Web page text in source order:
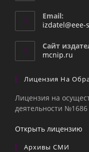
Email:
izdatel@eee-
Сайт
mcnip.ru
Лицензия На
Лицензия на
деятельности №1686
Открыть лицензию
Архивы СМИ